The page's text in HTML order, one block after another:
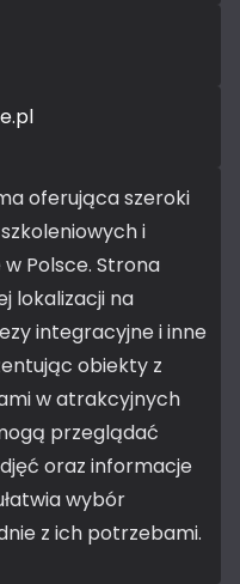
oferująca szeroki
i
Polsce. Strona
lokalizacji na
integracyjne i inne
obiekty z
w atrakcyjnych
przeglądać
oraz informacje
wybór
z ich potrzebami.